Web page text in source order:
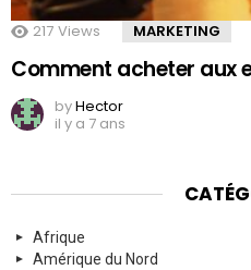
217 Views MARKETING
Comment acheter aux
byHector
il y a 7 ans
Afrique
Amérique du Nord